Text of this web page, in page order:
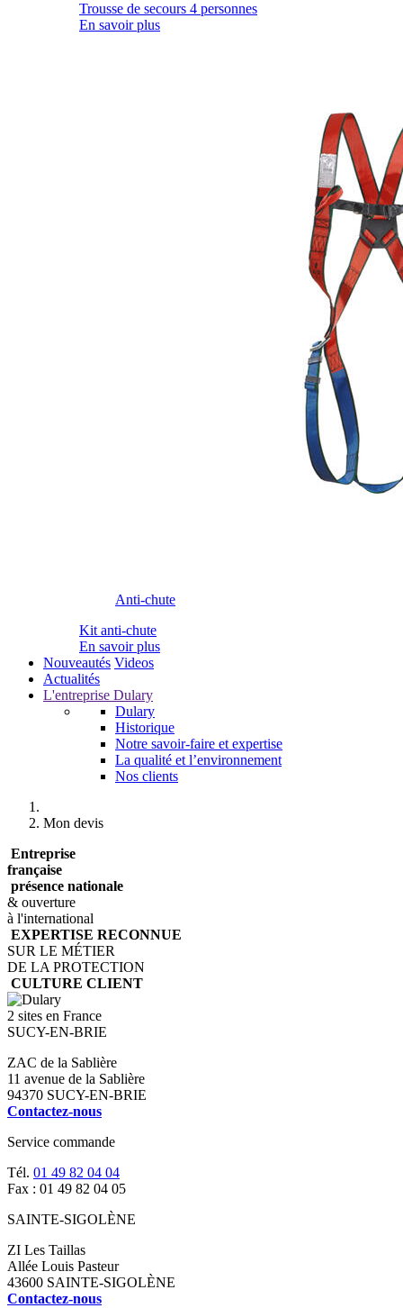
Trousse de secours 4 personnes
En savoir plus
Anti-chute
Kit anti-chute
En savoir plus
Nouveautés Videos
Actualités
L'entreprise Dulary
Dulary
Historique
Notre savoir-faire et expertise
La qualité et l’environnement
Nos clients
Mon devis
Entreprise
française
présence nationale
& ouverture
à l'international
EXPERTISE RECONNUE
SUR LE MÉTIER
DE LA PROTECTION
CULTURE CLIENT
2 sites en France
SUCY-EN-BRIE
ZAC de la Sablière
11 avenue de la Sablière
94370 SUCY-EN-BRIE
Contactez-nous
Service commande
Tél. 01 49 82 04 04
Fax : 01 49 82 04 05
SAINTE-SIGOLÈNE
ZI Les Taillas
Allée Louis Pasteur
43600 SAINTE-SIGOLÈNE
Contactez-nous